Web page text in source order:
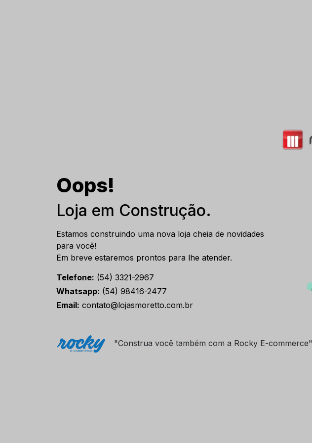
Oops!
Loja em Construção.
Estamos construindo uma nova loja cheia de novidades
para você!
Em breve estaremos prontos para lhe atender.
Telefone: (54) 3321-2967
Whatsapp: (54) 98416-2477
Email: contato@lojasmoretto.com.br
"Construa você também com a Rocky E-commerce"